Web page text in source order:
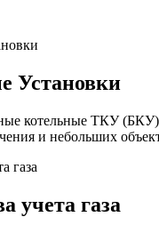
Установки
котельные ТКУ (БКУ)
и небольших
газа
учета газа